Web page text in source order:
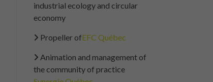
industrial ecology and circular
economy
Propeller ofEFC Québec
Animation and management of
the community of practice